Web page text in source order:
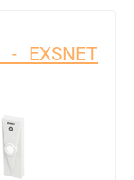
EXSNET